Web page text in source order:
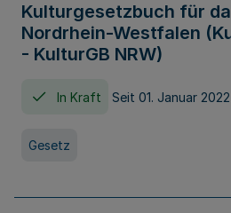
Kulturgesetzbuch für
Nordrhein-Westfalen
- KulturGB NRW)
In Kraft Seit 01. Januar 2022
Gesetz